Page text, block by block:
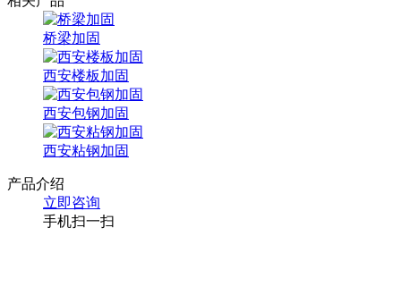
桥梁加固
西安楼板加固
西安包钢加固
西安粘钢加固
产品介绍
立即咨询
手机扫一扫